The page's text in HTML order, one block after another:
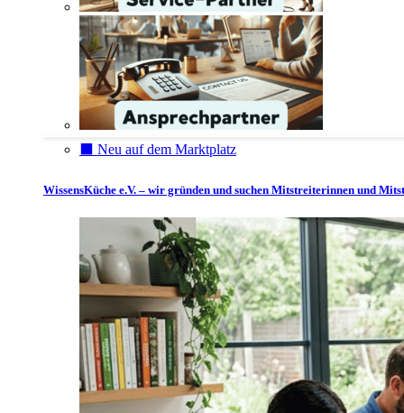
⬛️ Neu auf dem Marktplatz
WissensKüche e.V. – wir gründen und suchen Mitstreiterinnen und